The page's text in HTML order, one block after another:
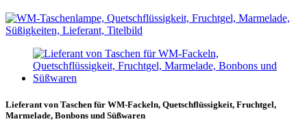
Lieferant von Taschen für WM-Fackeln, Quetschflüssigkeit, Fruchtgel,
Marmelade, Bonbons und Süßwaren